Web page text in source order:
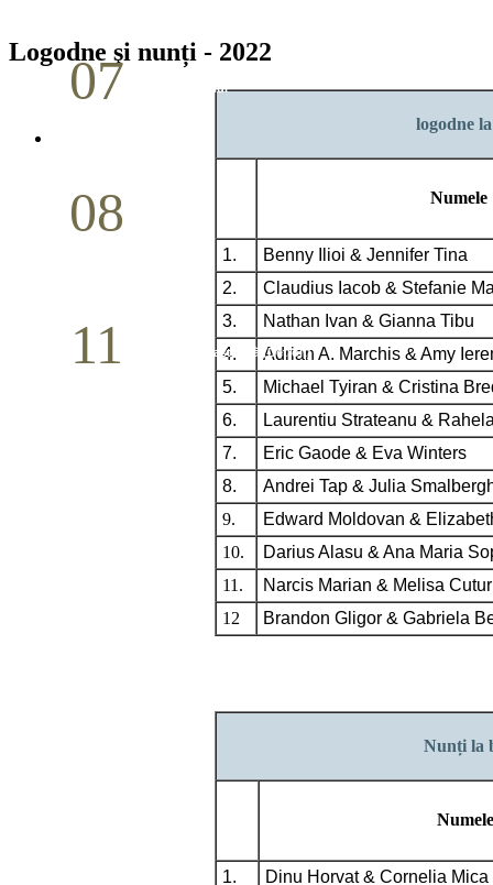
07 Cina Domnului
08
11 Conferință pastorală (Detroit)
Logodne şi nunți - 2022
logodne
Numele
1.
Benny Ilioi & Jennifer Tina
2.
Claudius Iacob & Stefanie
3.
Nathan Ivan & Gianna Tibu
4.
Adrian A. Marchis & Amy
5.
Michael Tyiran & Cristina
6.
Laurentiu Strateanu &
7.
Eric Gaode & Eva Winters
8.
Andrei Tap & Julia
9.
Edward Moldovan &
10.
Darius Alasu & Ana Maria
11.
Narcis Marian & Melisa Cutur
12
Brandon Gligor & Gabriela
Nunți la
Numele
1.
Dinu Horvat & Cornelia Mica